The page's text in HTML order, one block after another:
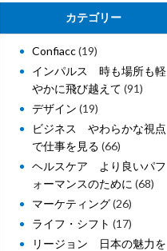
カテゴリー
Confiacc(19)
インパルス 時も場所も軽
やかに飛び越えて (91)
デザイン (19)
ビジネス やわらかな視点
で仕事を見る (66)
ヘルスケア より良いパフ
ォーマンスのために (68)
マーケティング(26)
ライフ・シフト (17)
リージョン 日本の魅力を